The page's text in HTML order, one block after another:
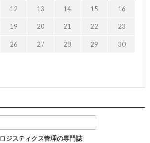
12 13 14 15 16
19 20 21 22 23
26 27 28 29 30
ロジスティクス管理の専門誌